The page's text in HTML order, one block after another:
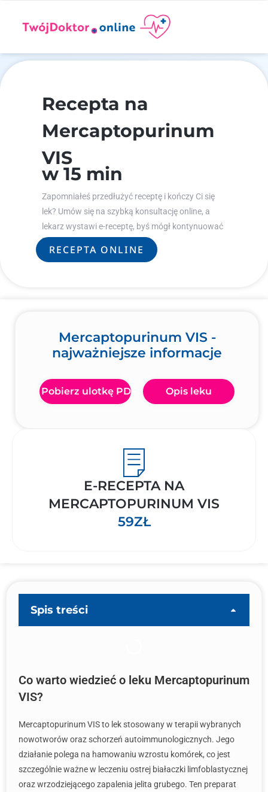
Recepta na
Mercaptopurinum
VIS
w 15 min
Zapomniałeś przedłużyć receptę i kończy Ci się
lek? Umów się na szybką konsultację online, a
lekarz wystawi e-receptę, byś mógł kontynuować
leczenie.
RECEPTA ONLINE
Mercaptopurinum VIS -
najważniejsze informacje
Pobierz ulotkę PDF Opis leku
E-RECEPTA NA
MERCAPTOPURINUM VIS
59ZŁ
Spis treści
Co warto wiedzieć o leku Mercaptopurinum
VIS?
Mercaptopurinum VIS to lek stosowany w terapii wybranych
nowotworów oraz schorzeń autoimmunologicznych. Jego
działanie polega na hamowaniu wzrostu komórek, co jest
szczególnie ważne w leczeniu ostrej białaczki limfoblastycznej
oraz wrzodziejącego zapalenia jelita grubego. Ten preparat